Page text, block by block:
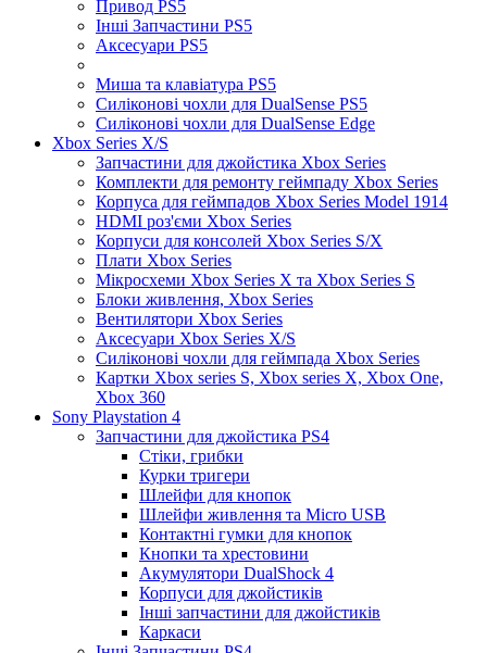
Привод PS5
Інші Запчастини PS5
Аксесуари PS5
Миша та клавіатура PS5
Силіконові чохли для DualSense PS5
Силіконові чохли для DualSense Edge
Xbox Series X/S
Запчастини для джойстика Xbox Series
Комплекти для ремонту геймпаду Xbox Series
Корпуса для геймпадов Xbox Series Model 1914
HDMI роз'єми Xbox Series
Корпуси для консолей Xbox Series S/X
Плати Xbox Series
Мікросхеми Xbox Series X та Xbox Series S
Блоки живлення, Xbox Series
Вентилятори Xbox Series
Аксесуари Xbox Series X/S
Силіконові чохли для геймпада Xbox Series
Картки Xbox series S, Xbox series X, Xbox One,
Xbox 360
Sony Playstation 4
Запчастини для джойстика PS4
Стіки, грибки
Курки тригери
Шлейфи для кнопок
Шлейфи живлення та Micro USB
Контактні гумки для кнопок
Кнопки та хрестовини
Акумулятори DualShock 4
Корпуси для джойстиків
Інші запчастини для джойстиків
Каркаси